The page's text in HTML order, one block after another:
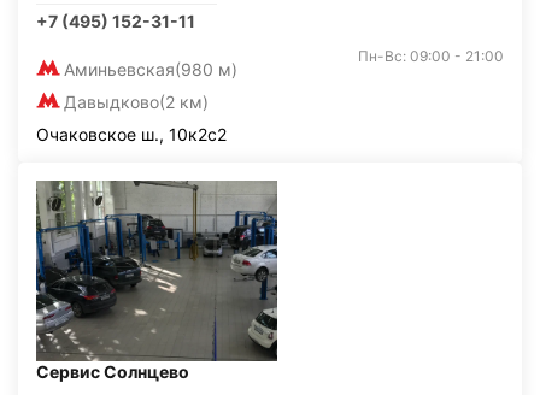
+7 (495) 152-31-11
Аминьевская(980 м)
Давыдково(2 км)
Пн-Вс: 09:00 - 21:00
Очаковское ш., 10к2с2
Сервис Солнцево